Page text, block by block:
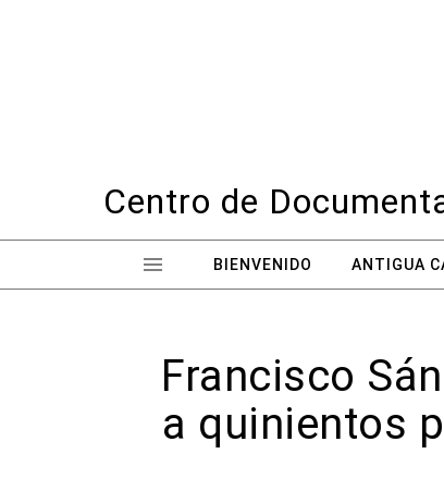
Centro de
BIENVENIDO ANTIGUA
Francisco
a quinientos